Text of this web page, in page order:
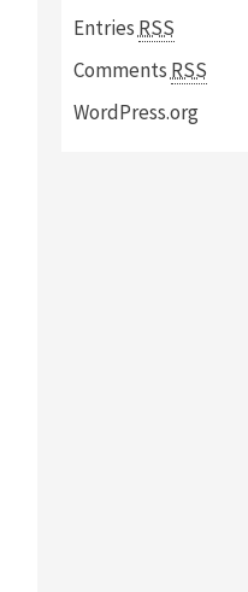
Entries RSS
Comments RSS
WordPress.org